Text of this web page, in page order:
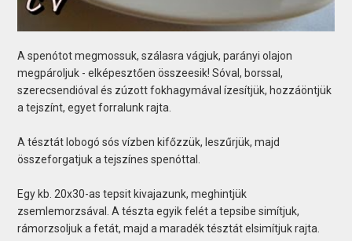
A spenótot megmossuk, szálasra vágjuk, parányi olajon
megpároljuk - elképesztően összeesik! Sóval, borssal,
szerecsendióval és zúzott fokhagymával ízesítjük, hozzáöntjük
a tejszínt, egyet forralunk rajta.
A tésztát lobogó sós vízben kifőzzük, leszűrjük, majd
összeforgatjuk a tejszínes spenóttal.
Egy kb. 20x30-as tepsit kivajazunk, meghintjük
zsemlemorzsával. A tészta egyik felét a tepsibe simítjuk,
rámorzsoljuk a fetát, majd a maradék tésztát elsimítjuk rajta.